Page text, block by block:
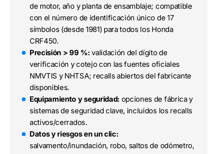
de motor, año y planta de ensamblaje; compatible
con el número de identificación único de 17
símbolos (desde 1981) para todos los Honda
CRF450.
Precisión > 99 %: validación del dígito de
verificación y cotejo con las fuentes oficiales
NMVTIS y NHTSA; recalls abiertos del fabricante
disponibles.
Equipamiento y seguridad: opciones de fábrica y
sistemas de seguridad clave, incluidos los recalls
activos/cerrados.
Datos y riesgos en un clic:
salvamento/inundación, robo, saltos de odómetro,